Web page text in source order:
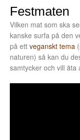
Festmaten
Vilken mat som ska
kanske surfa på den
på ett veganskt tema
naturen) så kan du
samtycker och vill äta